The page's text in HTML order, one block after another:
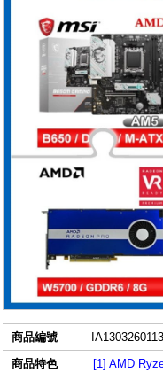
商品編號
商品特色
[1] AMD